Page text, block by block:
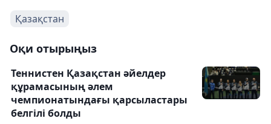
Қазақстан
Оқи отырыңыз
Теннистен Қазақстан әйелдер
құрамасының әлем
чемпионатындағы қарсыластары
белгілі болды